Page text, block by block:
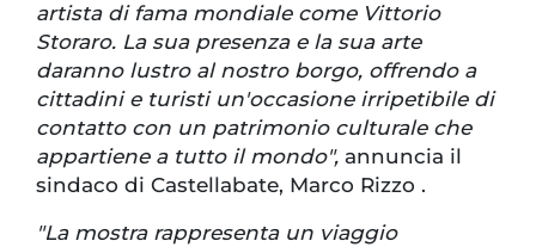
artista di fama mondiale come Vittorio
Storaro. La sua presenza e la sua arte
daranno lustro al nostro borgo, offrendo a
cittadini e turisti un'occasione irripetibile di
contatto con un patrimonio culturale che
appartiene a tutto il mondo", annuncia il
sindaco di Castellabate, Marco Rizzo .
"La mostra rappresenta un viaggio